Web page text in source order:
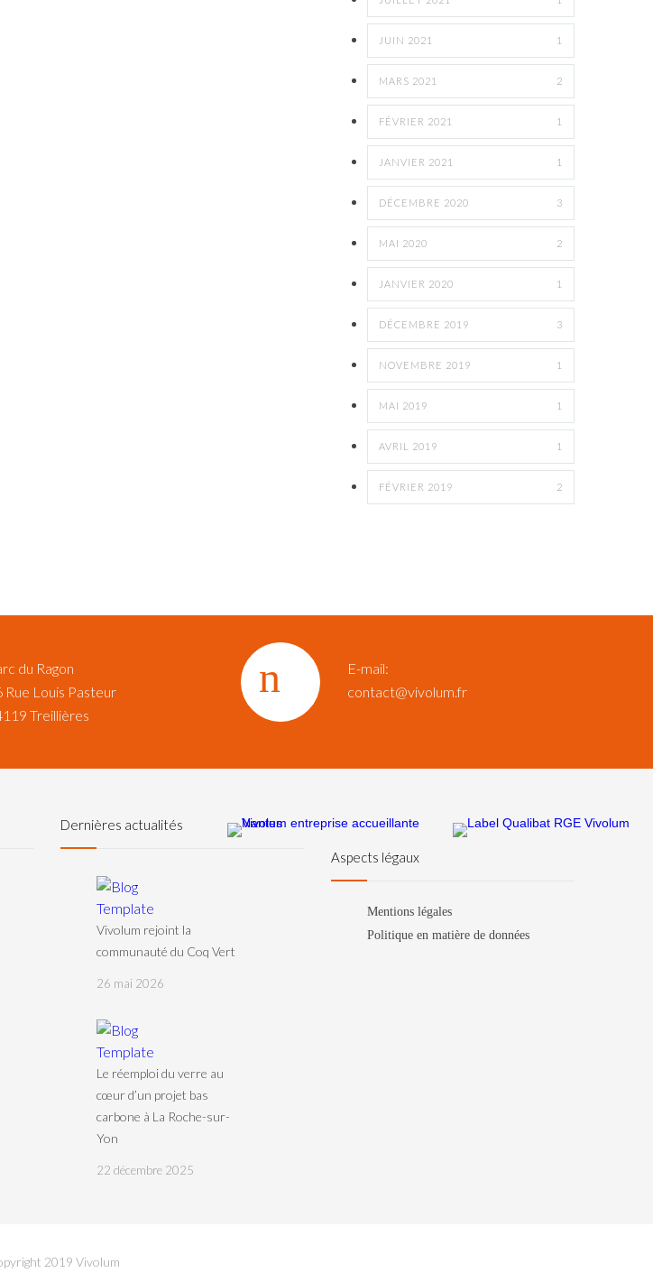
JUIN 2021 1
MARS 2021 2
FÉVRIER 2021 1
JANVIER 2021 1
DÉCEMBRE 2020 3
MAI 2020 2
JANVIER 2020 1
DÉCEMBRE 2019 3
NOVEMBRE 2019 1
MAI 2019 1
AVRIL 2019 1
FÉVRIER 2019 2
du Ragon
Rue Louis Pasteur‎
Treillières
E-mail:
contact@vivolum.fr
Dernières actualités
Vivolum rejoint la
communauté du Coq Vert
26 mai 2026
Le réemploi du verre au
cœur d’un projet bas
carbone à La Roche-sur-
Yon
22 décembre 2025
Aspects légaux
Mentions légales
Politique en matière de données
2019 Vivolum